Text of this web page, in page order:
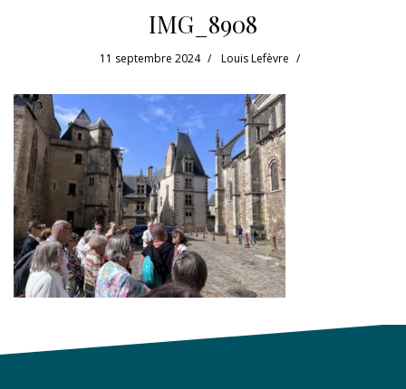
IMG_8908
11 septembre 2024 Louis Lefèvre